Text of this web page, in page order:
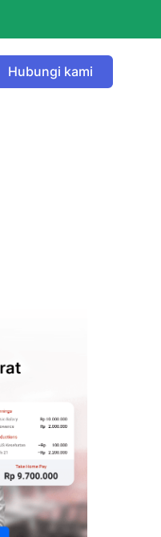
Hubungi kami